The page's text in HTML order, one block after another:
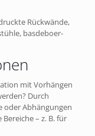
mit Vorhängen
Durch
oder Abhängungen
– z. B. für